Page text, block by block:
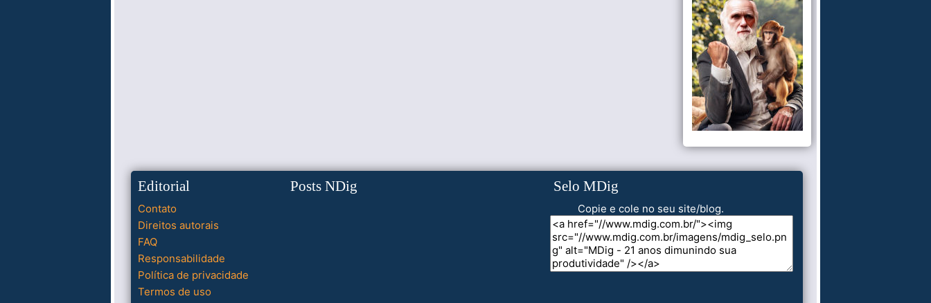
Editorial
Contato
Direitos autorais
FAQ
Responsabilidade
Política de privacidade
Termos de uso
Posts NDig Selo MDig
Copie e cole no seu site/blog.